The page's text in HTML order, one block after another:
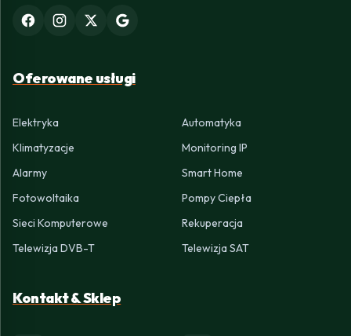
Oferowane usługi
Elektryka
Automatyka
Klimatyzacje
Monitoring IP
Alarmy
Smart Home
Fotowoltaika
Pompy Ciepła
Sieci Komputerowe
Rekuperacja
Telewizja DVB-T
Telewizja SAT
Kontakt & Sklep